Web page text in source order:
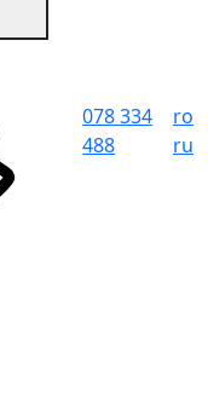
078 334
488
ro
ru